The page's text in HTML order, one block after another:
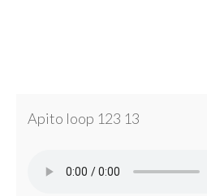
Apito loop 123 13